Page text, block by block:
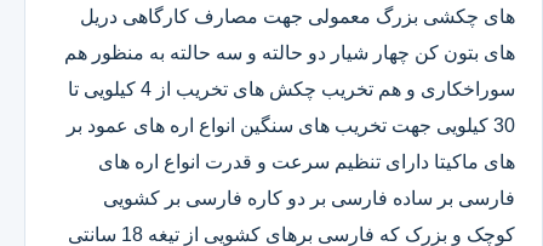
های چکشی بزرگ معمولی جهت مصارف کارگاهی دریل
های بتون کن چهار شیار دو حالته و سه حالته به منظور هم
سوراخکاری و هم تخریب چکش های تخریب از 4 کیلویی تا
30 کیلویی جهت تخریب های سنگین انواع اره های عمود بر
های ماکیتا دارای تنظیم سرعت و قدرت انواع اره های
فارسی بر ساده فارسی بر دو کاره فارسی بر کشویی
کوچک و بزرک که فارسی برهای کشویی از تیغه 18 سانتی